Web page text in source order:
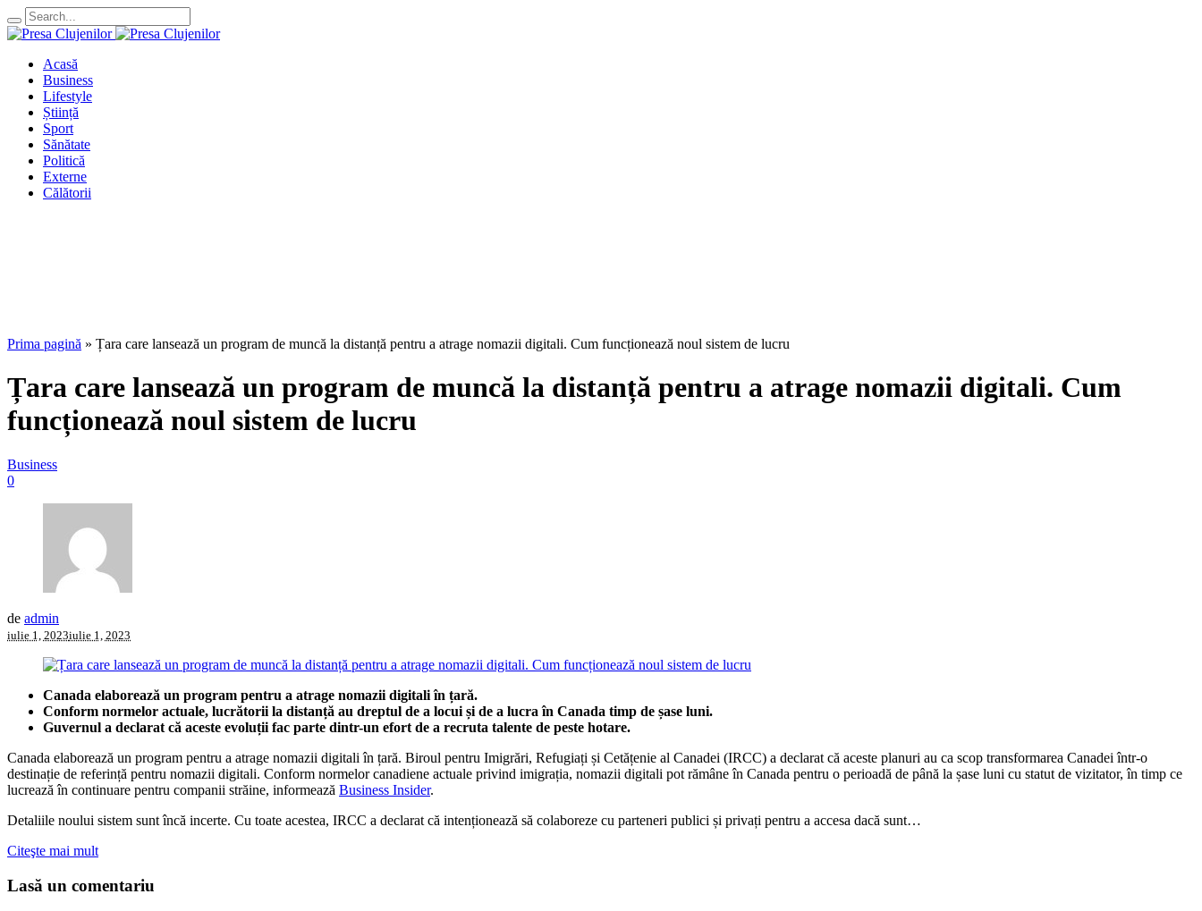
Acasă
Business
Lifestyle
Știință
Sport
Sănătate
Politică
Externe
Călătorii
Prima pagină » Țara care lansează un program de muncă la distanță pentru a atrage nomazii digitali. Cum funcționează noul sistem de lucru
Țara care lansează un program de muncă la distanță pentru a atrage nomazii digitali. Cum
funcționează noul sistem de lucru
Business
0
de admin
iulie 1, 2023iulie 1, 2023
Canada elaborează un program pentru a atrage nomazii digitali în țară.
Conform normelor actuale, lucrătorii la distanță au dreptul de a locui și de a lucra în Canada timp de șase luni.
Guvernul a declarat că aceste evoluții fac parte dintr-un efort de a recruta talente de peste hotare.
Canada elaborează un program pentru a atrage nomazii digitali în țară. Biroul pentru Imigrări, Refugiați și Cetățenie al Canadei (IRCC) a declarat că aceste planuri au ca scop transformarea Canadei într-o
destinație de referință pentru nomazii digitali. Conform normelor canadiene actuale privind imigrația, nomazii digitali pot rămâne în Canada pentru o perioadă de până la șase luni cu statut de vizitator, în timp ce
lucrează în continuare pentru companii străine, informează Business Insider.
Detaliile noului sistem sunt încă incerte. Cu toate acestea, IRCC a declarat că intenționează să colaboreze cu parteneri publici și privați pentru a accesa dacă sunt…
Citeşte mai mult
Lasă un comentariu